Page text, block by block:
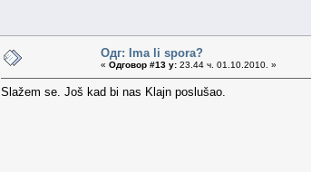
Одг: Ima li spora?
« Одговор #13 у: 23.44 ч. 01.10.2010. »
Slažem se. Još kad bi nas Klajn poslušao.